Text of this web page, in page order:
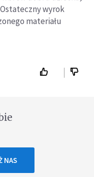
wyrok
materiału
NAS